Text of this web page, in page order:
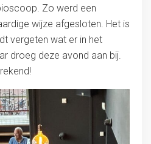
Zo werd een
wijze afgesloten. Het is
vergeten wat er in het
droeg deze avond aan bij.